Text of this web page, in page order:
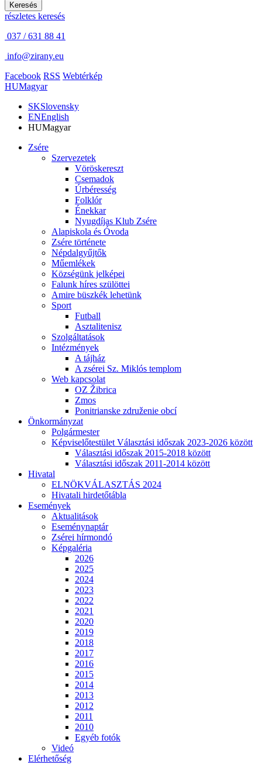
Keresés
részletes keresés
037 / 631 88 41
info@zirany.eu
Facebook RSS Webtérkép
HUMagyar
SKSlovensky
ENEnglish
HUMagyar
Zsére
Szervezetek
Vöröskereszt
Csemadok
Úrbéresség
Folklór
Énekkar
Nyugdíjas Klub Zsére
Alapiskola és Óvoda
Zsére története
Népdalgyűjtők
Műemlékek
Községünk jelképei
Falunk híres szülöttei
Amire büszkék lehetünk
Sport
Futball
Asztalitenisz
Szolgáltatások
Intézmények
A tájház
A zsérei Sz. Miklós templom
Web kapcsolat
OZ Žibrica
Zmos
Ponitrianske združenie obcí
Önkormányzat
Polgármester
Képviselőtestület Választási időszak 2023-2026 között
Választási időszak 2015-2018 között
Választási időszak 2011-2014 között
Hivatal
ELNÖKVÁLASZTÁS 2024
Hivatali hirdetőtábla
Események
Aktualitások
Eseménynaptár
Zsérei hírmondó
Képgaléria
2026
2025
2024
2023
2022
2021
2020
2019
2018
2017
2016
2015
2014
2013
2012
2011
2010
Egyéb fotók
Videó
Elérhetőség